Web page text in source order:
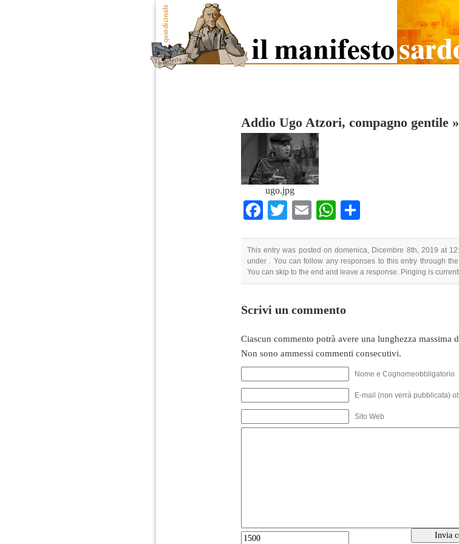
Addio Ugo Atzori, compagno gentile »
ugo.jpg
Facebook
TwitterEmailWhatsApp
This entry was posted on domenica, Dicembre 8th, 2019 at
under . You can follow any responses to this entry through the
You can skip to the end and leave a response. Pinging is
Scrivi un commento
Ciascun commento potrà avere una lunghezza massima
Non sono ammessi commenti consecutivi.
Nome e Cognomeobbligatorio
E-mail (non verrà pubblicata)
Sito Web